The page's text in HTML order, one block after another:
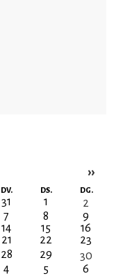
››
DV. DS. DG.
31 1
2
7 8
9
14 15
16
21 22
23
28 29
30
4 5 6